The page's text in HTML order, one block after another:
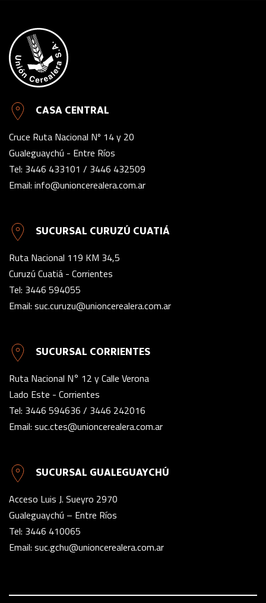
CASA CENTRAL
Cruce Ruta Nacional Nº 14 y 20
Gualeguaychú - Entre Ríos
Tel: 3446 433101 / 3446 432509
Email: info@unioncerealera.com.ar
SUCURSAL CURUZÚ CUATIÁ
Ruta Nacional 119 KM 34,5
Curuzú Cuatiá - Corrientes
Tel: 3446 594055
Email: suc.curuzu@unioncerealera.com.ar
SUCURSAL CORRIENTES
Ruta Nacional N° 12 y Calle Verona
Lado Este - Corrientes
Tel: 3446 594636 / 3446 242016
Email: suc.ctes@unioncerealera.com.ar
SUCURSAL GUALEGUAYCHÚ
Acceso Luis J. Sueyro 2970
Gualeguaychú – Entre Ríos
Tel: 3446 410065
Email: suc.gchu@unioncerealera.com.ar